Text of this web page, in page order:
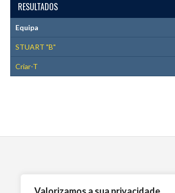
RESULTADOS
Equipa
STUART "B"
Criar-T